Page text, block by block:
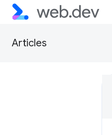
Articles